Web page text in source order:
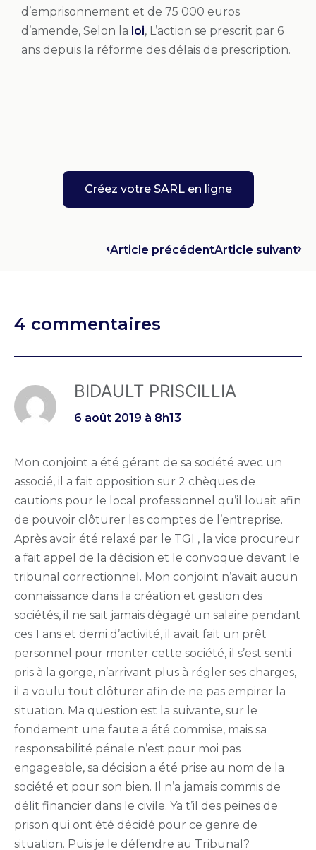
d’emprisonnement et de 75 000 euros
d’amende, Selon la loi, L’action se prescrit par 6
ans depuis la réforme des délais de prescription.
Créez votre SARL en ligne
Article précédentArticle suivant
4 commentaires
BIDAULT PRISCILLIA
6 août 2019 à 8h13
Mon conjoint a été gérant de sa société avec un
associé, il a fait opposition sur 2 chèques de
cautions pour le local professionnel qu’il louait afin
de pouvoir clôturer les comptes de l’entreprise.
Après avoir été relaxé par le TGI , la vice procureur
a fait appel de la décision et le convoque devant le
tribunal correctionnel. Mon conjoint n’avait aucun
connaissance dans la création et gestion des
sociétés, il ne sait jamais dégagé un salaire pendant
ces 1 ans et demi d’activité, il avait fait un prêt
personnel pour monter cette société, il s’est senti
pris à la gorge, n’arrivant plus à régler ses charges,
il a voulu tout clôturer afin de ne pas empirer la
situation. Ma question est la suivante, sur le
fondement une faute a été commise, mais sa
responsabilité pénale n’est pour moi pas
engageable, sa décision a été prise au nom de la
société et pour son bien. Il n’a jamais commis de
délit financier dans le civile. Ya t’il des peines de
prison qui ont été décidé pour ce genre de
situation. Puis je le défendre au Tribunal?